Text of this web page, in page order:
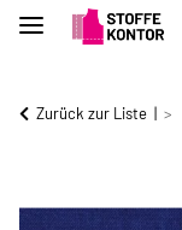
Zurück zur Liste